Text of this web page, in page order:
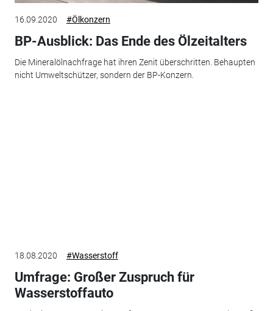
16.09.2020 #Ölkonzern
BP-Ausblick: Das Ende des Ölzeitalters
Die Mineralölnachfrage hat ihren Zenit überschritten. Behaupten
nicht Umweltschützer, sondern der BP-Konzern.
18.08.2020 #Wasserstoff
Umfrage: Großer Zuspruch für
Wasserstoffauto